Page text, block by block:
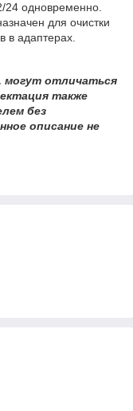
24 одновременно.
для очистки
в адаптерах.
могут отличаться
также
без
описание не